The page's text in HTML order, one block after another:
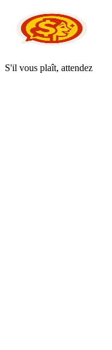
S'il vous plaît, attendez